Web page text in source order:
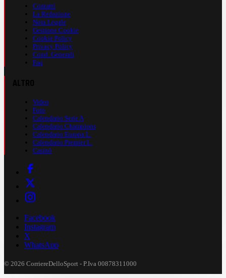
Contatti
La Redazione
Nota Legale
Gestione Cookie
Cookie Policy
Privacy Policy
Cond. Generali
Faq
Video
Foto
Calendario Serie A
Calendario Champions
Calendario Europa L.
Calendario Premier L.
Casinò
Facebook
Instagram
X
WhatsApp
© 2026 CorriereDelloSport - P.Iva 00878311000